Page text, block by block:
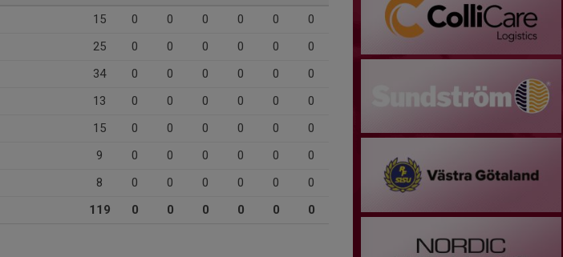
15 0 0 0 0 0
0
25 0 0 0 0 0
0
34 0 0 0 0 0
0
13 0 0 0 0 0
0
15 0 0 0 0 0
0
9 0 0 0 0 0
0
8 0 0 0 0 0
0
119 0 0 0 0 0 0